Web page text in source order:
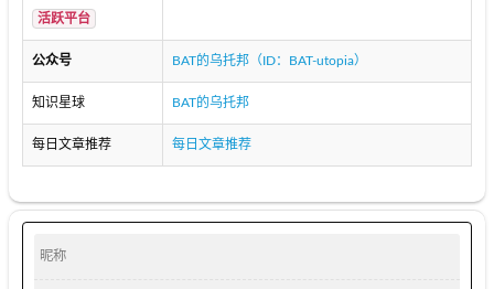
活跃平台
公众号 BAT的乌托邦（ID：BAT-utopia）
知识星球 BAT的乌托邦
每日文章推荐 每日文章推荐